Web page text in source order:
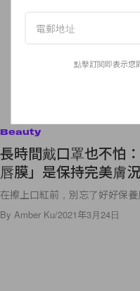
Beauty
長時間戴口罩也不怕
唇膜」是保持完美膚
在擦上口紅前，別忘了好好保養
By Amber Ku/2021年3月24日
點擊訂閱即表示您